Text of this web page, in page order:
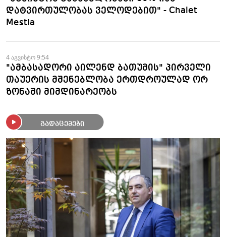
დატვირთულობას ველოდებით" - Chalet
Mestia
4 აგვისტო 9:54
"ამბასადორი აილენდ ბათუმის" პირველი
თაუერის მშენებლობა ერთდროულად ორ
ზონაში მიმდინარეობს
გადაცემები